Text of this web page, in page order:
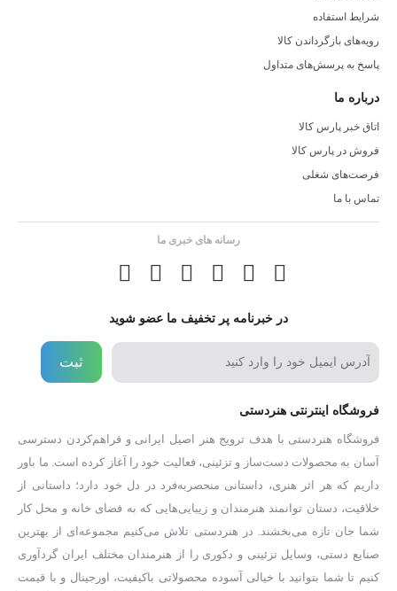
شرایط استفاده
رویه‌های بازگرداندن کالا
پاسخ به پرسش‌های متداول
درباره ما
اتاق خبر پارس کالا
فروش در پارس کالا
فرصت‌های شغلی
تماس با ما
رسانه های خبری ما
در خبرنامه پر تخفیف ما عضو شوید
ثبت
فروشگاه اینترنتی هنردستی
فروشگاه هنردستی با هدف ترویج هنر اصیل ایرانی و فراهم‌کردن دسترسی
آسان به محصولات دست‌ساز و تزئینی، فعالیت خود را آغاز کرده است. ما باور
داریم که هر اثر هنری، داستانی منحصر‌به‌فرد در دل خود دارد؛ داستانی از
خلاقیت، دستان توانمند هنرمندان و زیبایی‌هایی که به فضای خانه و محل کار
شما جان تازه می‌بخشند. در هنردستی تلاش می‌کنیم مجموعه‌ای از بهترین
صنایع دستی، وسایل تزئینی و دکوری را از هنرمندان مختلف ایران گردآوری
کنیم تا شما بتوانید با خیالی آسوده محصولاتی باکیفیت، اورجینال و با قیمت